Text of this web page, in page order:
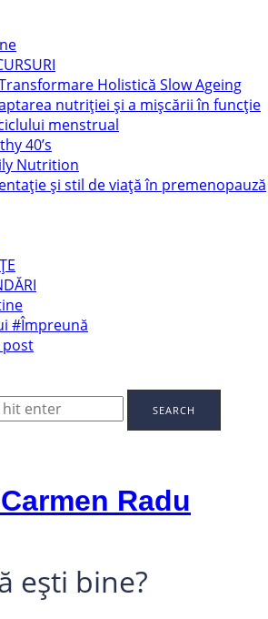
Holistică Slow Ageing
nutriției și a mișcării în funcție
menstrual
40’s
Nutrition
și stil de viață în premenopauză
#Împreună
post
ești bine?